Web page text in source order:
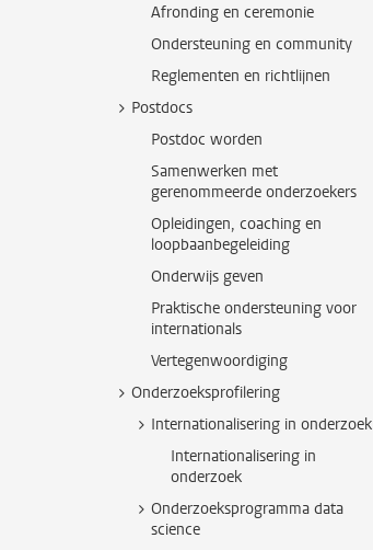
Afronding en ceremonie
Ondersteuning en community
Reglementen en richtlijnen
Postdocs
Postdoc worden
Samenwerken met
gerenommeerde onderzoekers
Opleidingen, coaching en
loopbaanbegeleiding
Onderwijs geven
Praktische ondersteuning voor
internationals
Vertegenwoordiging
Onderzoeksprofilering
Internationalisering in onderzoek
Internationalisering in
onderzoek
Onderzoeksprogramma data
science